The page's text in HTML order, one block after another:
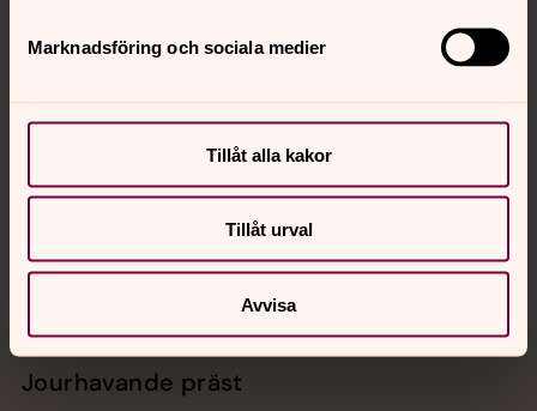
Marknadsföring och sociala medier
Tillåt alla kakor
Tillåt urval
Avvisa
Hitta snabbt
Sociala kanaler
Jourhavande präst